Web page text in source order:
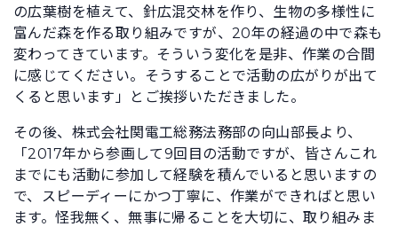
の広葉樹を植えて、針広混交林を作り、生物の多様性に
富んだ森を作る取り組みですが、20年の経過の中で森も
変わってきています。そういう変化を是非、作業の合間
に感じてください。そうすることで活動の広がりが出て
くると思います」とご挨拶いただきました。
その後、株式会社関電工総務法務部の向山部長より、
「2017年から参画して9回目の活動ですが、皆さんこれ
までにも活動に参加して経験を積んでいると思いますの
で、スピーディーにかつ丁寧に、作業ができればと思い
ます。怪我無く、無事に帰ることを大切に、取り組みま